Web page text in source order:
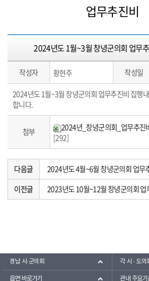
업무추진비
2024년도 1월~3월 창녕군의회 업무
작성자 황현주 작성일
2024년도 1월~3월 창녕군의회 업무추진비 집행
합니다.
첨부
2024년_창녕군의회_업무추
[292]
다음글
2024년도 4월~6월 창녕군의회 업무
이전글
2023년도 10월~12월 창녕군의회 업
경남 시·군의회 각 시 · 도의
읍면 바로가기 관내 주요기